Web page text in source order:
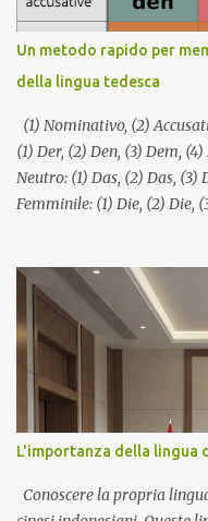
(vocabolario) rende molto
(lettura). Quando vedi una
indovinare le vocali
conoscenze esistenti. Non
sembra ...
Un metodo rapido per
della lingua tedesca
(1) Nominativo, (2)
(1) Der, (2) Den, (3) Dem,
Neutro: (1) Das, (2) Das, (3)
Femminile: (1) Die, (2) Die,
L'importanza della lingua
Conoscere la propria